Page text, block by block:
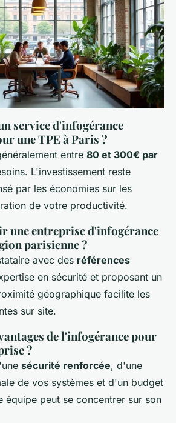
service d'infogérance
une TPE à Paris ?
entre 80 et 300€ par
L'investissement reste
par les économies sur les
de votre productivité.
une entreprise d'infogérance
parisienne ?
avec des références
en sécurité et proposant un
géographique facilite les
sur site.
de l'infogérance pour
?
sécurité renforcée, d'une
de vos systèmes et d'un budget
équipe peut se concentrer sur son